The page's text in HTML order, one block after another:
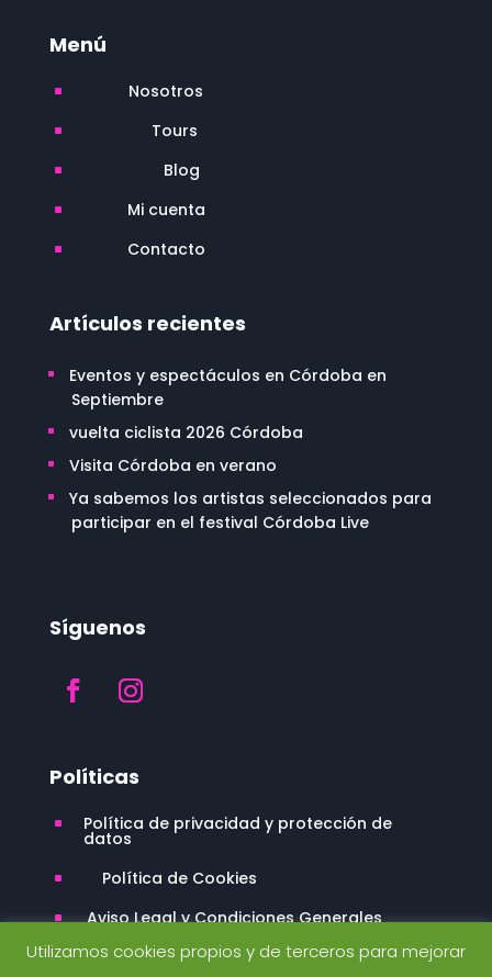
Menú
^ Nosotros
^ Tours
^ Blog
^ Mi cuenta
^ Contacto
Artículos recientes
Eventos y espectáculos en Córdoba en
Septiembre
vuelta ciclista 2026 Córdoba
Visita Córdoba en verano
Ya sabemos los artistas seleccionados para
participar en el festival Córdoba Live
Síguenos
Políticas
^ Política de privacidad y protección de
datos
^ Política de Cookies
^ Aviso Legal y Condiciones Generales
Utilizamos cookies propios y de terceros para mejorar